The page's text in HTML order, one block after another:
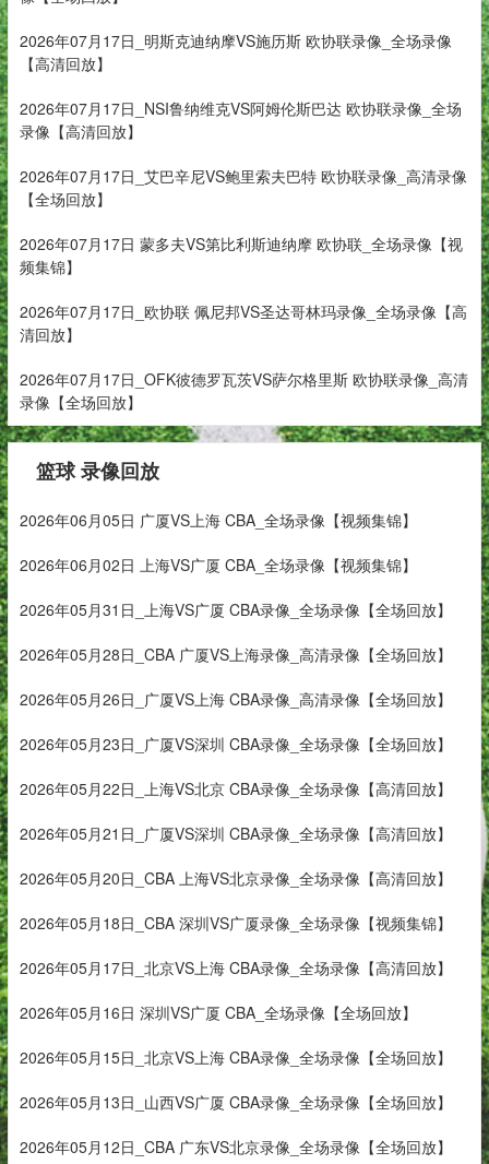
2026年07月17日_明斯克迪纳摩VS施历斯 欧协联录像_全场录像
【高清回放】
2026年07月17日_NSI鲁纳维克VS阿姆伦斯巴达 欧协联录像_全场
录像【高清回放】
2026年07月17日_艾巴辛尼VS鲍里索夫巴特 欧协联录像_高清录像
【全场回放】
2026年07月17日 蒙多夫VS第比利斯迪纳摩 欧协联_全场录像【视
频集锦】
2026年07月17日_欧协联 佩尼邦VS圣达哥林玛录像_全场录像【高
清回放】
2026年07月17日_OFK彼德罗瓦茨VS萨尔格里斯 欧协联录像_高清
录像【全场回放】
篮球 录像回放
2026年06月05日 广厦VS上海 CBA_全场录像【视频集锦】
2026年06月02日 上海VS广厦 CBA_全场录像【视频集锦】
2026年05月31日_上海VS广厦 CBA录像_全场录像【全场回放】
2026年05月28日_CBA 广厦VS上海录像_高清录像【全场回放】
2026年05月26日_广厦VS上海 CBA录像_高清录像【全场回放】
2026年05月23日_广厦VS深圳 CBA录像_全场录像【全场回放】
2026年05月22日_上海VS北京 CBA录像_全场录像【高清回放】
2026年05月21日_广厦VS深圳 CBA录像_全场录像【高清回放】
2026年05月20日_CBA 上海VS北京录像_全场录像【高清回放】
2026年05月18日_CBA 深圳VS广厦录像_全场录像【视频集锦】
2026年05月17日_北京VS上海 CBA录像_全场录像【高清回放】
2026年05月16日 深圳VS广厦 CBA_全场录像【全场回放】
2026年05月15日_北京VS上海 CBA录像_全场录像【全场回放】
2026年05月13日_山西VS广厦 CBA录像_全场录像【全场回放】
2026年05月12日_CBA 广东VS北京录像_全场录像【全场回放】